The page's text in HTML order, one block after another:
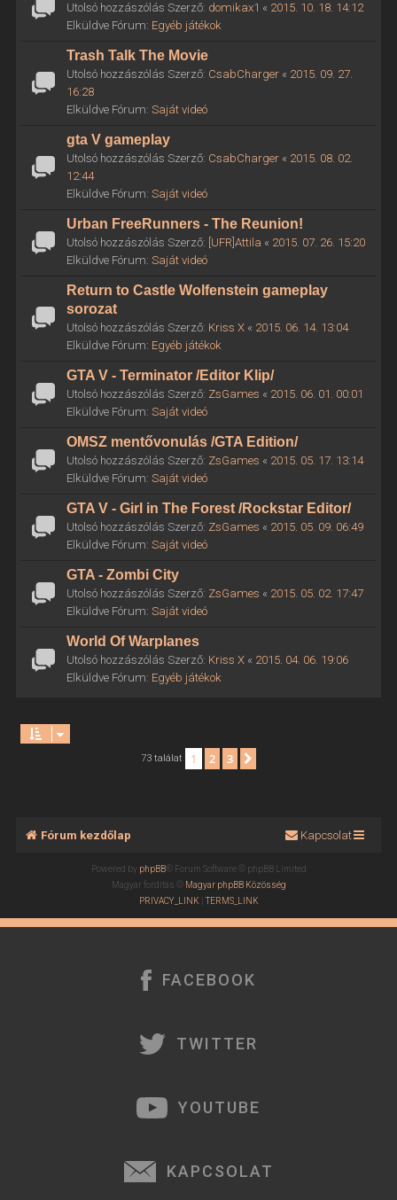
Utolsó hozzászólás Szerző: domikax1 « 2015. 10. 18. 14:12
Elküldve Fórum: Egyéb játékok
Trash Talk The Movie
Utolsó hozzászólás Szerző: CsabCharger« 2015. 09. 27.
16:28
Elküldve Fórum: Saját videó
gta V gameplay
Utolsó hozzászólás Szerző: CsabCharger« 2015. 08. 02.
12:44
Elküldve Fórum: Saját videó
Urban FreeRunners - The Reunion!
Utolsó hozzászólás Szerző: [UFR]Attila « 2015. 07. 26. 15:20
Elküldve Fórum: Saját videó
Return to Castle Wolfenstein gameplay
sorozat
Utolsó hozzászólás Szerző: Kriss X« 2015. 06. 14. 13:04
Elküldve Fórum: Egyéb játékok
GTA V - Terminator /Editor Klip/
Utolsó hozzászólás Szerző: ZsGames « 2015. 06. 01. 00:01
Elküldve Fórum: Saját videó
OMSZ mentővonulás /GTA Edition/
Utolsó hozzászólás Szerző: ZsGames « 2015. 05. 17. 13:14
Elküldve Fórum: Saját videó
GTA V - Girl in The Forest /Rockstar Editor/
Utolsó hozzászólás Szerző: ZsGames « 2015. 05. 09. 06:49
Elküldve Fórum: Saját videó
GTA - Zombi City
Utolsó hozzászólás Szerző: ZsGames « 2015. 05. 02. 17:47
Elküldve Fórum: Saját videó
World Of Warplanes
Utolsó hozzászólás Szerző: Kriss X« 2015. 04. 06. 19:06
Elküldve Fórum: Egyéb játékok
73 találat 1 2 3
Fórum kezdőlap Kapcsolat
Powered by phpBB® Forum Software © phpBB Limited
Magyar fordítás ©
Magyar phpBB Közösség
PRIVACY_LINK| TERMS_LINK
FACEBOOK
TWITTER
YOUTUBE
KAPCSOLAT